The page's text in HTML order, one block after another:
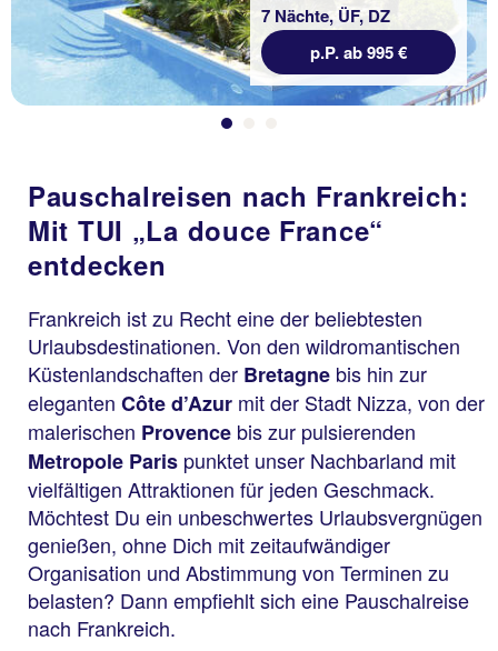
7 Nächte, ÜF, DZ
p.P. ab 995 €
Pauschalreisen nach Frankreich:
Mit TUI „La douce France“
entdecken
Frankreich ist zu Recht eine der beliebtesten
Urlaubsdestinationen. Von den wildromantischen
Küstenlandschaften der Bretagne bis hin zur
eleganten Côte d’Azur mit der Stadt Nizza, von der
malerischen Provence bis zur pulsierenden
Metropole Paris punktet unser Nachbarland mit
vielfältigen Attraktionen für jeden Geschmack.
Möchtest Du ein unbeschwertes Urlaubsvergnügen
genießen, ohne Dich mit zeitaufwändiger
Organisation und Abstimmung von Terminen zu
belasten? Dann empfiehlt sich eine Pauschalreise
nach Frankreich.